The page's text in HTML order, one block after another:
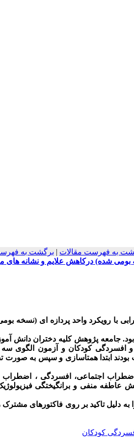
به فهرست مقالات | برگشت به
بومی شده) درکاهش علایم و نشانه
با رویکرد واحد پردازه ای (نسخه
شده اضطراب و افسردگی کودکان و آزمون
در پرسشنامه اضطراب بودند ابتدا همتاسازی و سپس به
اجتماعی، افسردگی ، اضطراب
منفی و برانگیختگی
دلیل تاکید بر روی فاکتورهای مشترک
کودکان